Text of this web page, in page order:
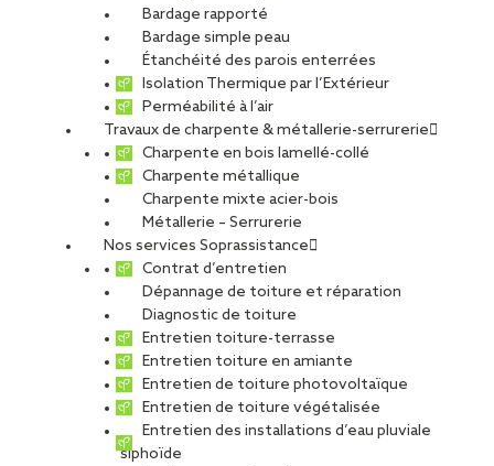
Bardage rapporté
Bardage simple peau
Étanchéité des parois enterrées
Isolation Thermique par l’Extérieur
Perméabilité à l’air
Travaux de charpente & métallerie-serrurerie
Charpente en bois lamellé-collé
Charpente métallique
Charpente mixte acier-bois
Métallerie – Serrurerie
Nos services Soprassistance
Contrat d’entretien
Dépannage de toiture et réparation
Diagnostic de toiture
Entretien toiture-terrasse
Entretien toiture en amiante
Entretien de toiture photovoltaïque
Entretien de toiture végétalisée
Entretien des installations d’eau pluviale
siphoïde